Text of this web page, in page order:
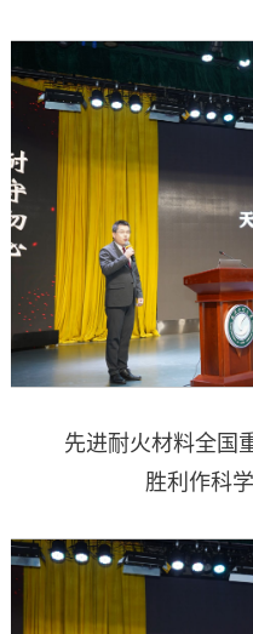
先进耐火材料全国
胜利作科